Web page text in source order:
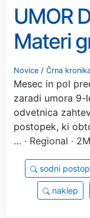
UMOR
Materi
zapor, a
Novice / Črna
Mesec in pol
zaradi umora 9-
odvetnica
postopek, ki
… · Regional · 2M
sodni
naklep